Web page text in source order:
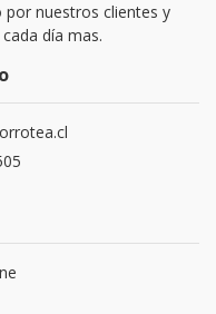
nuestros clientes y
día mas.